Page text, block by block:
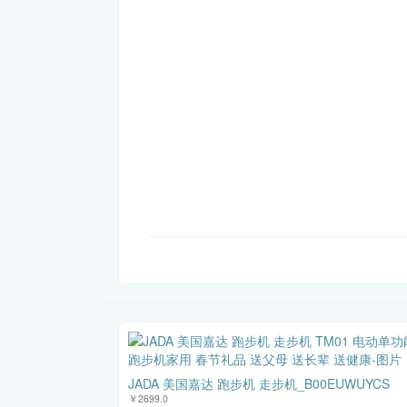
JADA 美国嘉达 跑步机 走步机_B00EUWUYCS
￥2699.0